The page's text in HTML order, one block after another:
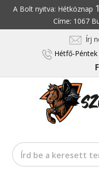
A Bolt nyitva: Hétköznap
Címe: 1067
Írj
Hétfő-